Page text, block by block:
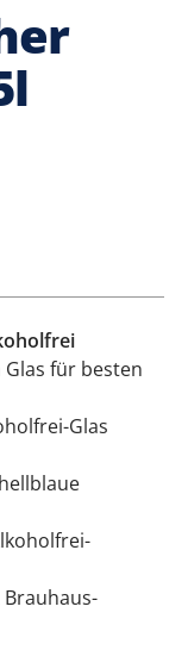
für besten
Glas
Brauhaus-